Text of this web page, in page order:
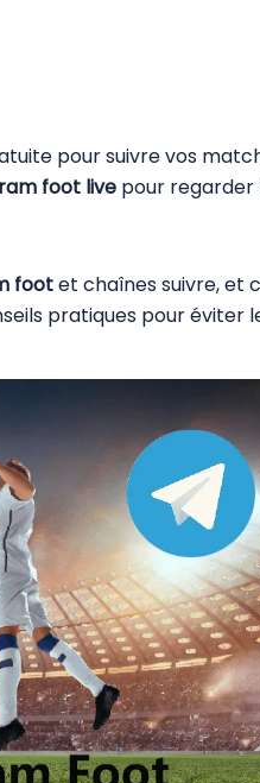
pour suivre vos
foot live pour regarder
footet chaînes suivre, et
pratiques pour éviter